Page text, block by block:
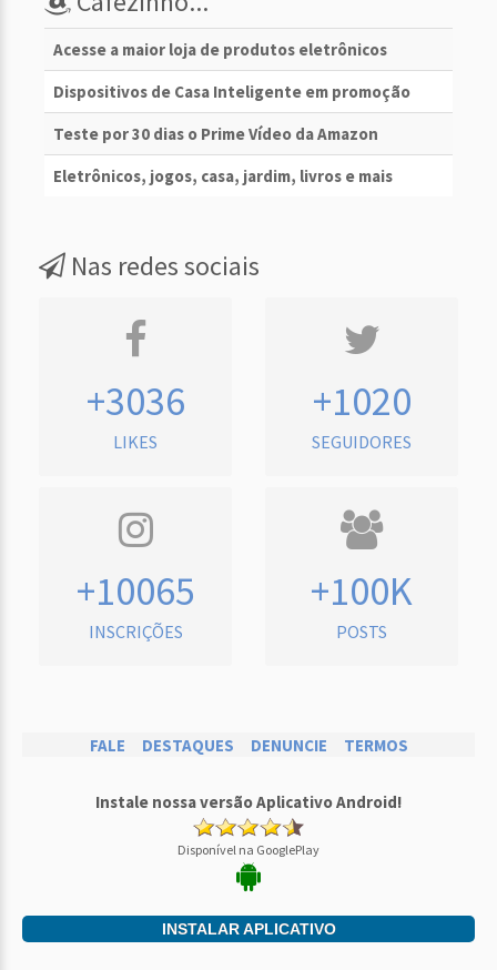
Acesse a maior loja de produtos eletrônicos
Dispositivos de Casa Inteligente em promoção
Teste por 30 dias o Prime Vídeo da Amazon
Eletrônicos, jogos, casa, jardim, livros e mais
Nas redes sociais
+3036
LIKES
+1020
SEGUIDORES
+10065
INSCRIÇÕES
+100K
POSTS
FALE DESTAQUES DENUNCIE TERMOS
Instale nossa versão Aplicativo Android!
Disponível na GooglePlay
INSTALAR APLICATIVO